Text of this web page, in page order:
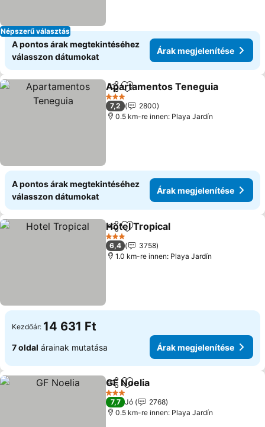
Népszerű választás
A pontos árak megtekintéséhez
válasszon dátumokat
Árak megjelenítése
Megosztás
Hozzáadás a kedvencekhez
Apartamentos Teneguia
3 Kategória
7,2
2800
0.5 km-re innen: Playa Jardín
A pontos árak megtekintéséhez
válasszon dátumokat
Árak megjelenítése
Megosztás
Hozzáadás a kedvencekhez
Hotel Tropical
3 Kategória
6,4
3758
1.0 km-re innen: Playa Jardín
Kezdőár: 14 631 Ft
7 oldal árainak mutatása Árak megjelenítése
Megosztás
Hozzáadás a kedvencekhez
GF Noelia
3 Kategória
7,7 Jó
2768
0.5 km-re innen: Playa Jardín